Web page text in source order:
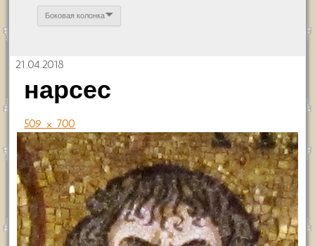
Боковая колонка
21.04.2018
нарсес
509 × 700